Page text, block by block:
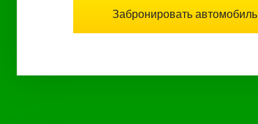
Забронировать автомобиль